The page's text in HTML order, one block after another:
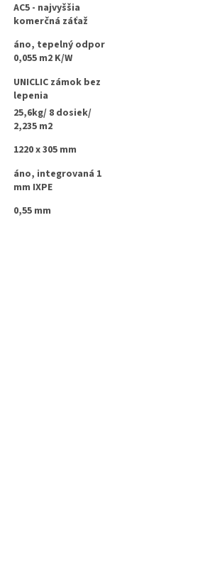
AC5 - najvyššia
komerčná záťaž
áno, tepelný odpor
0,055 m2 K/W
UNICLIC zámok bez
lepenia
25,6kg/ 8 dosiek/
2,235 m2
1220 x 305 mm
áno, integrovaná 1
mm IXPE
0,55 mm